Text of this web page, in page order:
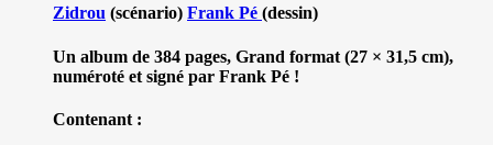
Zidrou (scénario) Frank Pé (dessin)
Un album de 384 pages, Grand format (27 × 31,5 cm),
numéroté et signé par Frank Pé !
Contenant :